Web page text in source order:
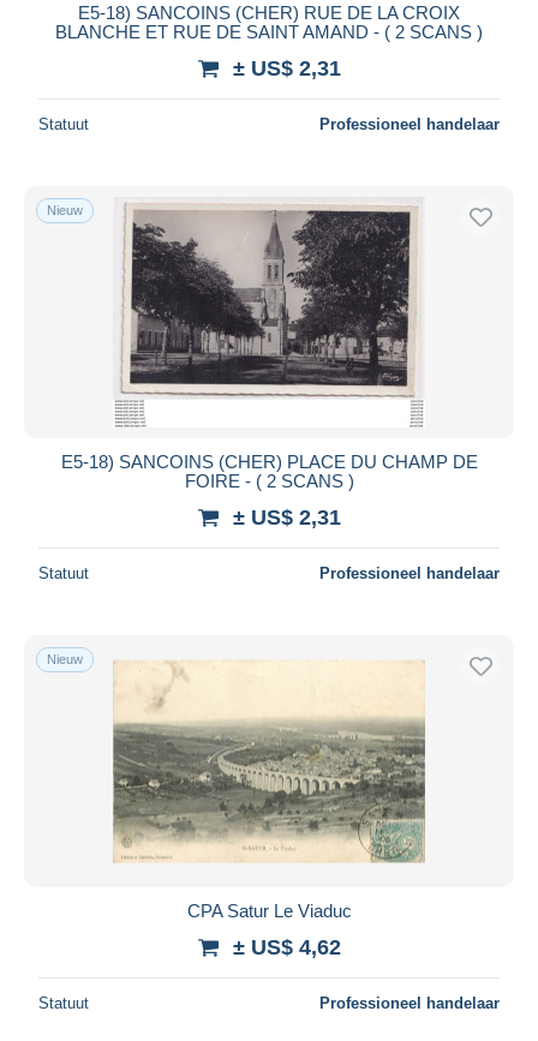
E5-18) SANCOINS (CHER) RUE DE LA CROIX
BLANCHE ET RUE DE SAINT AMAND - ( 2 SCANS )
± US$ 2,31
Statuut Professioneel handelaar
Nieuw
E5-18) SANCOINS (CHER) PLACE DU CHAMP DE
FOIRE - ( 2 SCANS )
± US$ 2,31
Statuut Professioneel handelaar
Nieuw
CPA Satur Le Viaduc
± US$ 4,62
Statuut Professioneel handelaar